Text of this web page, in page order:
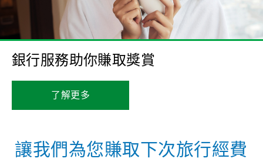
銀行服務助你賺取獎賞
了解更多
讓我們為您賺取下次旅行經費